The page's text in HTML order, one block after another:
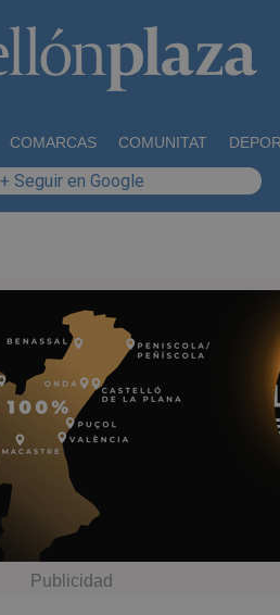
COMARCAS COMUNITAT
+ Seguir en Google